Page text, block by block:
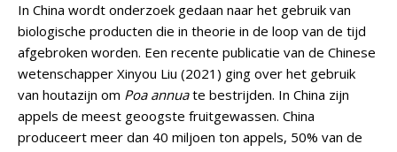
In China wordt onderzoek gedaan naar het gebruik van
biologische producten die in theorie in de loop van de tijd
afgebroken worden. Een recente publicatie van de Chinese
wetenschapper Xinyou Liu (2021) ging over het gebruik
van houtazijn om Poa annuate bestrijden. In China zijn
appels de meest geoogste fruitgewassen. China
produceert meer dan 40 miljoen ton appels, 50% van de